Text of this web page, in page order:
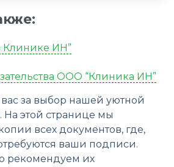
Клинике ИН”
ООО “Клиника ИН”
за выбор нашей уютной
этой странице мы
всех документов, где,
ваши подписи.
рекомендуем их